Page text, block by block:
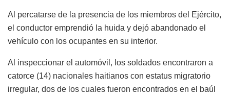
Al percatarse de la presencia de los miembros del Ejército,
el conductor emprendió la huida y dejó abandonado el
vehículo con los ocupantes en su interior.
Al inspeccionar el automóvil, los soldados encontraron a
catorce (14) nacionales haitianos con estatus migratorio
irregular, dos de los cuales fueron encontrados en el baúl